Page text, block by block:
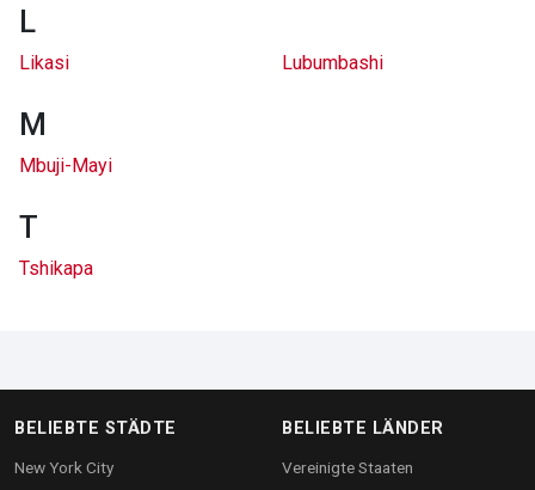
L
Likasi Lubumbashi
M
Mbuji-Mayi
T
Tshikapa
BELIEBTE STÄDTE
New York City
BELIEBTE LÄNDER
Vereinigte Staaten